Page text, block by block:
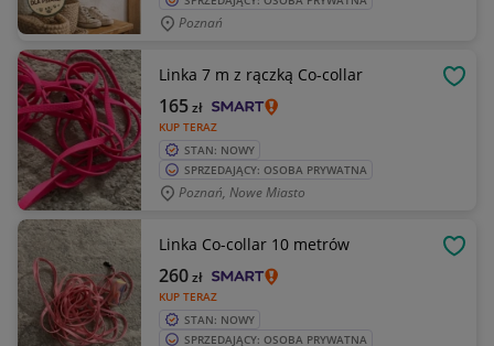
Poznań
Linka 7 m z rączką Co-collar
KUP TERAZ
165zł
STAN: NOWY
SPRZEDAJĄCY: OSOBA PRYWATNA
Poznań, Nowe Miasto
Linka Co-collar 10 metrów
KUP TERAZ
260zł
STAN: NOWY
SPRZEDAJĄCY: OSOBA PRYWATNA